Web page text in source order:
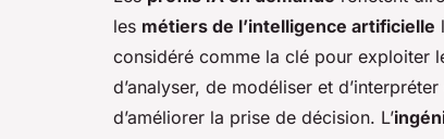
les métiers de l’intelligence artificielle
considéré comme la clé pour exploiter
d’analyser, de modéliser et
d’améliorer la prise de décision. L’